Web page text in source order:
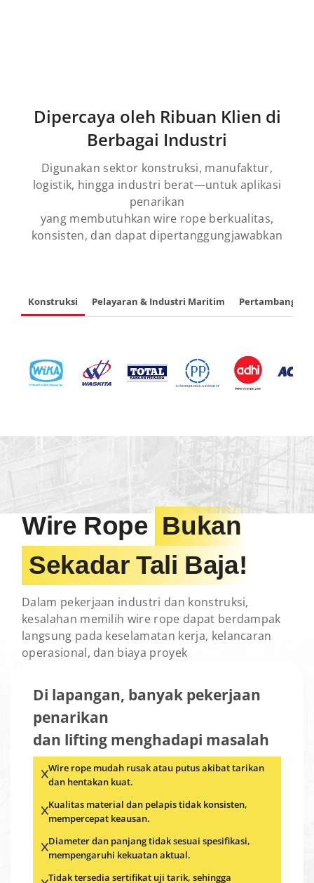
Dipercaya oleh Ribuan Klien di
Berbagai Industri
Digunakan sektor konstruksi, manufaktur,
logistik, hingga industri berat—untuk aplikasi
penarikan
yang membutuhkan wire rope berkualitas,
konsisten, dan dapat dipertanggungjawabkan
Konstruksi Pelayaran & Industri Maritim Pertambangan
Wire Rope Bukan
Sekadar Tali Baja!
Dalam pekerjaan industri dan konstruksi,
kesalahan memilih wire rope dapat berdampak
langsung pada keselamatan kerja, kelancaran
operasional, dan biaya proyek
Di lapangan, banyak pekerjaan
penarikan
dan lifting menghadapi masalah
Wire rope mudah rusak atau putus akibat tarikan
dan hentakan kuat.
Kualitas material dan pelapis tidak konsisten,
mempercepat keausan.
Diameter dan panjang tidak sesuai spesifikasi,
mempengaruhi kekuatan aktual.
Tidak tersedia sertifikat uji tarik, sehingga